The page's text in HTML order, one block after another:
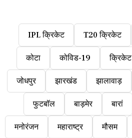
IPL क्रिकेट T20 क्रिकेट
कोटा कोविड-19 क्रिकेट
जोधपुर झारखंड झालावाड़
फुटबॉल बाड़मेर बारां
मनोरंजन महाराष्ट्र मौसम